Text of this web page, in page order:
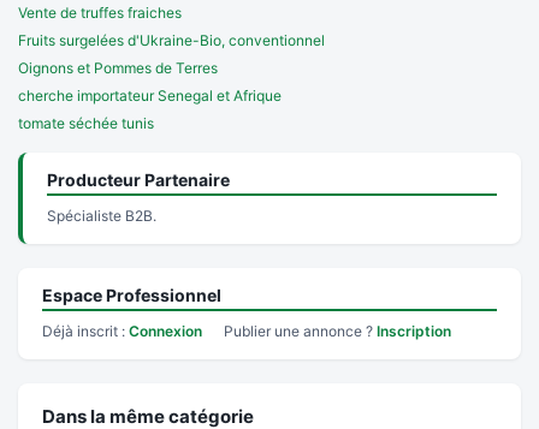
Vente de truffes fraiches
Fruits surgelées d'Ukraine-Bio, conventionnel
Oignons et Pommes de Terres
cherche importateur Senegal et Afrique
tomate séchée tunis
Producteur Partenaire
Spécialiste B2B.
Espace Professionnel
Déjà inscrit : Connexion Publier une annonce ? Inscription
Dans la même catégorie